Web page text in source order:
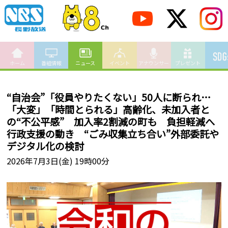
ホーム 番組情報 ニュース イベント アナウンサー プレゼント
“自治会”「役員やりたくない」50人に断られ…
「大変」「時間とられる」高齢化、未加入者と
の“不公平感” 加入率2割減の町も 負担軽減へ
行政支援の動き “ごみ収集立ち合い”外部委託や
デジタル化の検討
2026年7月3日(金) 19時00分